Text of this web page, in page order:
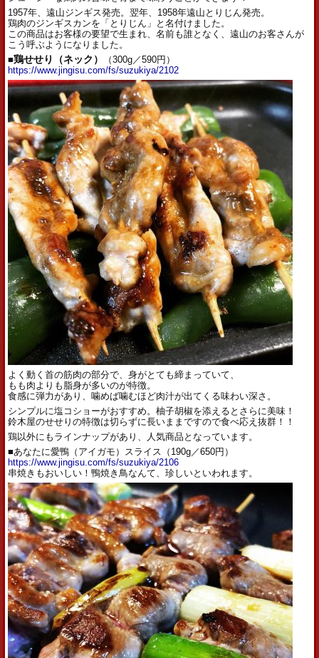
1957年、遠山ジンギス発売。翌年、 1958年遠山とりじん発売。
鶏肉のジンギスカンを「とりじん」と名付けました。
この商品はお客様の要望で生まれ、名前も誰となく、遠山のお客さんが
こう呼ぶようになりました。
■鶏せせり（ネック）
（300g／590円）
https://www.jingisu.com/fs/suzukiya/2102
よく動く首の筋肉の部分で、身がとても締まっていて、
もも肉よりも脂身が多いのが特徴。
食感に弾力があり、噛めば噛むほど肉汁が出てくる味わい深さ。
シンプルに塩コショーがおすすめ。柚子胡椒を添えるとさらに美味！
鈴木屋のせせりの特徴は切らずに長いままですので食べ応え抜群！
！
鶏以外にもラインナップがあり、人気商品となっています。
■あなたに愛鴨（アイガモ）スライス（190g／650円）
https://www.jingisu.com/fs/suzukiya/2106
串焼きもおいしい！鴨焼き鳥なんて、珍しいといわれます。